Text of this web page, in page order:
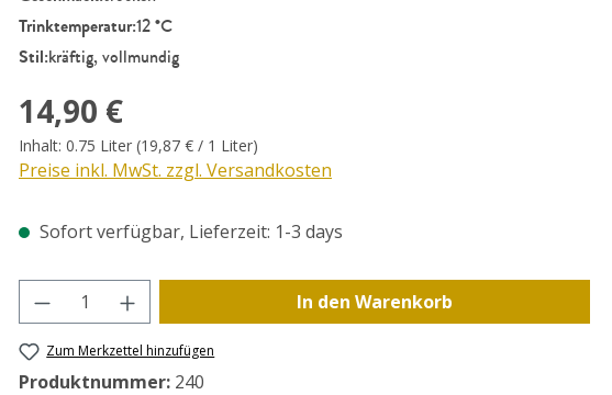
Trinktemperatur:12 °C
Stil:kräftig, vollmundig
Regulärer Preis:
14,90 €
Inhalt: 0.75 Liter (19,87 € / 1 Liter)
Preise inkl. MwSt. zzgl. Versandkosten
Sofort verfügbar, Lieferzeit: 1-3 days
Produkt Anzahl: Gib den gewünschten Wert
In den Warenkorb
Zum Merkzettel hinzufügen
Produktnummer: 240